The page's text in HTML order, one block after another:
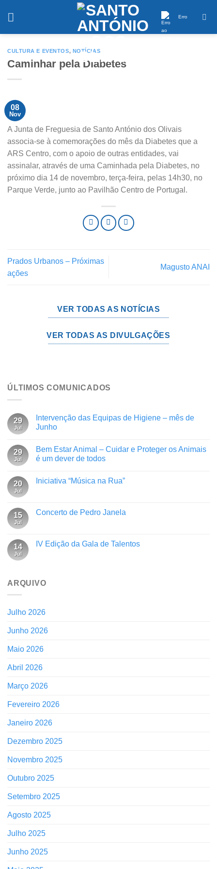
Erro
CULTURA E EVENTOS, NOTÍCIAS
Caminhar pela Diabetes
08
Nov
A Junta de Freguesia de Santo António dos Olivais
associa-se à comemorações do mês da Diabetes que a
ARS Centro, com o apoio de outras entidades, vai
assinalar, através de uma Caminhada pela Diabetes, no
próximo dia 14 de novembro, terça-feira, pelas 14h30, no
Parque Verde, junto ao Pavilhão Centro de Portugal.
Prados Urbanos – Próximas
ações
Magusto ANAI
VER TODAS AS NOTÍCIAS
VER TODAS AS DIVULGAÇÕES
ÚLTIMOS COMUNICADOS
29
Jul
Intervenção das Equipas de Higiene – mês de
Junho
29
Jul
Bem Estar Animal – Cuidar e Proteger os Animais
é um dever de todos
20
Jul
Iniciativa “Música na Rua”
15
Jul
Concerto de Pedro Janela
14
Jul
IV Edição da Gala de Talentos
ARQUIVO
Julho 2026
Junho 2026
Maio 2026
Abril 2026
Março 2026
Fevereiro 2026
Janeiro 2026
Dezembro 2025
Novembro 2025
Outubro 2025
Setembro 2025
Agosto 2025
Julho 2025
Junho 2025